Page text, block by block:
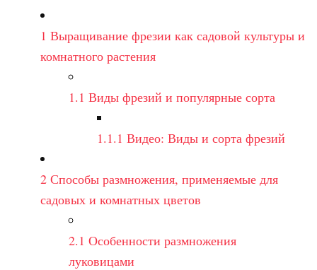
1 Выращивание фрезии как садовой культуры и
комнатного растения
1.1 Виды фрезий и популярные сорта
1.1.1 Видео: Виды и сорта фрезий
2 Способы размножения, применяемые для
садовых и комнатных цветов
2.1 Особенности размножения
луковицами